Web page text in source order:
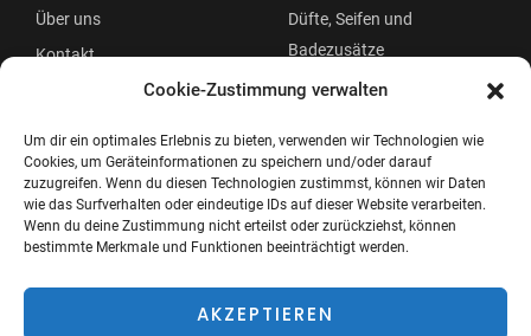
Cookie-Zustimmung verwalten
Um dir ein optimales Erlebnis zu bieten, verwenden wir Technologien wie
Cookies, um Geräteinformationen zu speichern und/oder darauf
zuzugreifen. Wenn du diesen Technologien zustimmst, können wir Daten
wie das Surfverhalten oder eindeutige IDs auf dieser Website verarbeiten.
Wenn du deine Zustimmung nicht erteilst oder zurückziehst, können
bestimmte Merkmale und Funktionen beeinträchtigt werden.
AKZEPTIEREN
Über uns
Kontakt
Düfte, Seifen und
Badezusätze
Beauty
Menü